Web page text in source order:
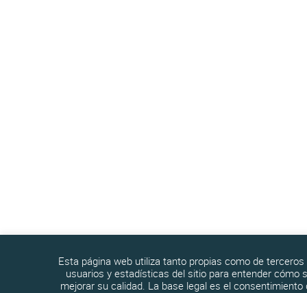
Esta página web utiliza tanto propias como de
usuarios y estadísticas del sitio para entender cómo
mejorar su calidad. La base legal es el